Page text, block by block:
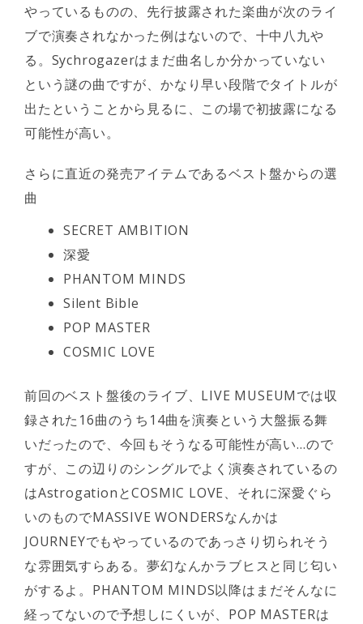
やっているものの、先行披露された楽曲が次のライ
ブで演奏されなかった例はないので、十中八九や
る。Sychrogazerはまだ曲名しか分かっていない
という謎の曲ですが、かなり早い段階でタイトルが
出たということから見るに、この場で初披露になる
可能性が高い。
さらに直近の発売アイテムであるベスト盤からの選
曲
SECRET AMBITION
深愛
PHANTOM MINDS
Silent Bible
POP MASTER
COSMIC LOVE
前回のベスト盤後のライブ、LIVE MUSEUMでは収
録された16曲のうち14曲を演奏という大盤振る舞
いだったので、今回もそうなる可能性が高い…ので
すが、この辺りのシングルでよく演奏されているの
はAstrogationとCOSMIC LOVE、それに深愛ぐら
いのものでMASSIVE WONDERSなんかは
JOURNEYでもやっているのであっさり切られそう
な雰囲気すらある。夢幻なんかラブヒスと同じ匂い
がするよ。PHANTOM MINDS以降はまだそんなに
経ってないので予想しにくいが、POP MASTERは